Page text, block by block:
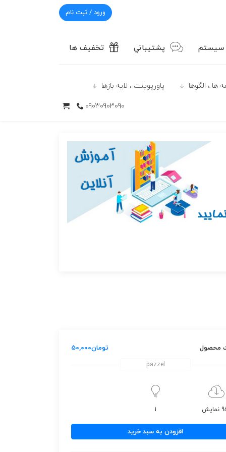
ورود / ثبت نام
سیستم پشتيباني تخفیف ها
ها ، الگوها پاورپوينت ، لایه بازها
09030903090
محصول تومان50,000
pazzel
1
افزودن به سبد خرید